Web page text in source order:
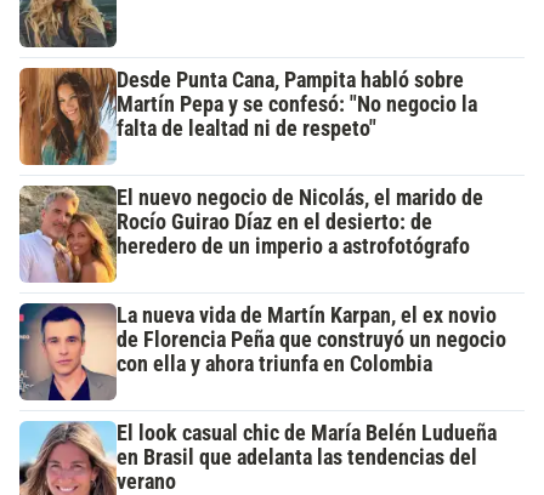
Desde Punta Cana, Pampita habló sobre
Martín Pepa y se confesó: "No negocio la
falta de lealtad ni de respeto"
El nuevo negocio de Nicolás, el marido de
Rocío Guirao Díaz en el desierto: de
heredero de un imperio a astrofotógrafo
La nueva vida de Martín Karpan, el ex novio
de Florencia Peña que construyó un negocio
con ella y ahora triunfa en Colombia
El look casual chic de María Belén Ludueña
en Brasil que adelanta las tendencias del
verano